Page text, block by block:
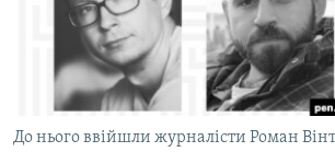
СПЕЦПРОЄКТИ
ПОДКАСТИ
До нього ввійшли журналісти Роман